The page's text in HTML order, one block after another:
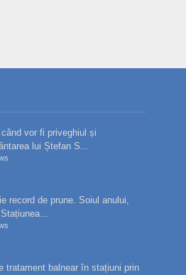
vor fi priveghiul și
lui Ștefan S...
record de prune. Soiul anului,
tratament balnear în stațiuni prin